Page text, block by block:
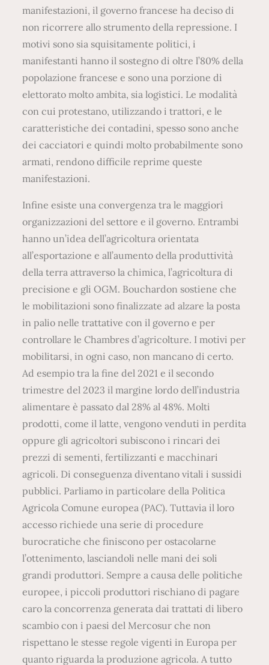
manifestazioni, il governo francese ha deciso di
non ricorrere allo strumento della repressione. I
motivi sono sia squisitamente politici, i
manifestanti hanno il sostegno di oltre l’80% della
popolazione francese e sono una porzione di
elettorato molto ambita, sia logistici. Le modalità
con cui protestano, utilizzando i trattori, e le
caratteristiche dei contadini, spesso sono anche
dei cacciatori e quindi molto probabilmente sono
armati, rendono difficile reprime queste
manifestazioni.
Infine esiste una convergenza tra le maggiori
organizzazioni del settore e il governo. Entrambi
hanno un’idea dell’agricoltura orientata
all’esportazione e all’aumento della produttività
della terra attraverso la chimica, l’agricoltura di
precisione e gli OGM. Bouchardon sostiene che
le mobilitazioni sono finalizzate ad alzare la posta
in palio nelle trattative con il governo e per
controllare le Chambres d’agricolture. I motivi per
mobilitarsi, in ogni caso, non mancano di certo.
Ad esempio tra la fine del 2021 e il secondo
trimestre del 2023 il margine lordo dell’industria
alimentare è passato dal 28% al 48%. Molti
prodotti, come il latte, vengono venduti in perdita
oppure gli agricoltori subiscono i rincari dei
prezzi di sementi, fertilizzanti e macchinari
agricoli. Di conseguenza diventano vitali i sussidi
pubblici. Parliamo in particolare della Politica
Agricola Comune europea (PAC). Tuttavia il loro
accesso richiede una serie di procedure
burocratiche che finiscono per ostacolarne
l’ottenimento, lasciandoli nelle mani dei soli
grandi produttori. Sempre a causa delle politiche
europee, i piccoli produttori rischiano di pagare
caro la concorrenza generata dai trattati di libero
scambio con i paesi del Mercosur che non
rispettano le stesse regole vigenti in Europa per
quanto riguarda la produzione agricola. A tutto